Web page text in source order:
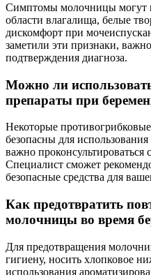
Симптомы молочницы могут
области влагалища, белые
дискомфорт при
заметили эти признаки,
подтверждения диагноза.
Можно ли
препараты при
Некоторые
безопасны для
важно проконсультироваться
Специалист сможет
безопасные средства для
Как предотвратить
молочницы во время
Для предотвращения
гигиену, носить хлопковое
использования